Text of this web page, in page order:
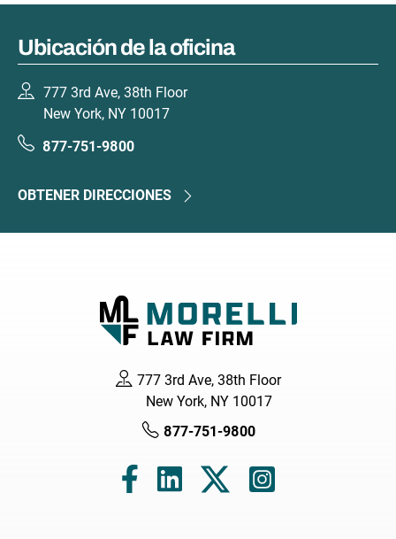
Ubicación de la oficina
777 3rd Ave, 38th Floor
New York, NY 10017
877-751-9800
OBTENER DIRECCIONES
777 3rd Ave, 38th Floor
New York, NY 10017
877-751-9800